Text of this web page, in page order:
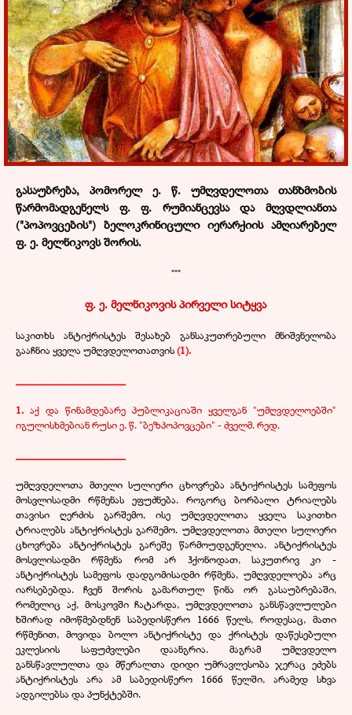
გასაუბრება, პომორელ ე. წ. უმღვდელოთა თანხმობის
წარმომადგენელს ფ. ფ. რუმიანცევსა და მღვდლიანთა
("პოპოვცების") ბელოკრინიცული იერარქიის ამღიარებელ
ფ. ე. მელნიკოვს შორის.
***
ფ. ე. მელნიკოვის პირველი სიტყვა
საკითხს ანტიქრისტეს შესახებ განსაკუთრებული მნიშვნელობა
გააჩნია ყველა უმღვდელოთათვის(1).
1. აქ და წინამდებარე პუბლიკაციაში ყველგან "უმღვდელოებში"
იგულისხმებიან რუსი ე. წ. "ბეზპოპოვცები" - ძველმ. რედ.
უმღვდელოთა მთელი სულიერი ცხოვრება ანტიქრისტეს სამეფოს
მოსვლისადმი რწმენას ეფუძნება. როგორც ბორბალი ტრიალებს
თავისი ღერძის გარშემო, ისე უმღვდელოთა ყველა საკითხი
ტრიალებს ანტიქრისტეს გარშემო. უმღვდელოთა მთელი სულიერი
ცხოვრება ანტიქრისტეს გარეშე წარმოუდგენელია. ანტიქრისტეს
მოსვლისადმი რწმენა რომ არ ჰქონოდათ, საკუთრივ კი -
ანტიქრისტეს სამეფოს დადგომისადმი რწმენა, უმღვდელოება არც
იარსებებდა. ჩვენ შორის გამართულ წინა ორ გასაუბრებაში,
რომელიც აქ, მოსკოვში ჩატარდა, უმღვდელოთა განსწავლულები
ხშირად იმოწმებდნენ საბედისწერო 1666 წელს, როდესაც, მათი
რწმენით, მოვიდა ბოლო ანტიქრისტე და ქრისტეს დაწესებული
ეკლესიის საფუძვლები დაანგრია. მაგრამ უმღვდელო
განსწავლულთა და მწერალთა დიდი უმრავლესობა ჯერაც ეძებს
ანტიქრისტეს არა ამ საბედისწერო 1666 წელში, არამედ სხვა
ადგილებსა და პუნქტებში.